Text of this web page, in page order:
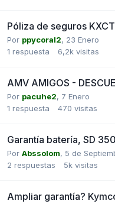
Póliza de seguros
Por ppycoral2, 23 Enero
1 respuesta 6,2k visitas
AMV AMIGOS -
Por pacuhe2, 7 Enero
1 respuesta 470 visitas
Garantía batería, SD
Por Abssolom, 5 de
2 respuestas 5k visitas
Ampliar garantía?